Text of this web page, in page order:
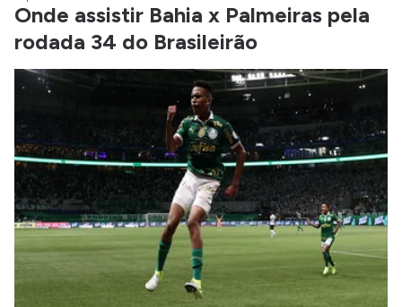
Onde assistir Bahia x Palmeiras pela
rodada 34 do Brasileirão